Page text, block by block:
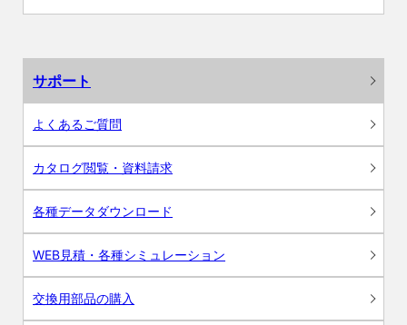
サポート
よくあるご質問
カタログ閲覧・資料請求
各種データダウンロード
WEB見積・各種シミュレーション
交換用部品の購入